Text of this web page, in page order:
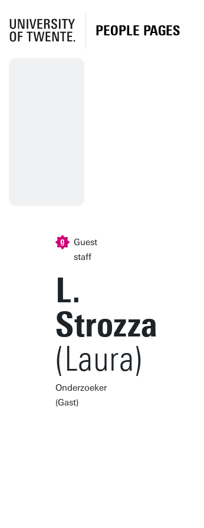
PEOPLE PAGES
Guest
staff
L.
Strozza
(Laura)
Onderzoeker
(Gast)